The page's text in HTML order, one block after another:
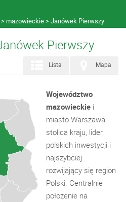
mazowieckie Janówek Pierwszy
Janówek Pierwszy
Mapa
Lista
Województwo
mazowieckie i
miasto Warszawa -
stolica kraju, lider
polskich inwestycji i
najszybciej
rozwijający się region
Polski. Centralnie
położenie na